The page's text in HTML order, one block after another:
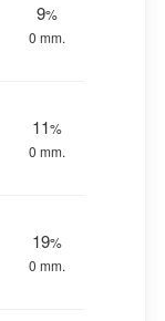
9%
0 mm.
11%
0 mm.
19%
0 mm.